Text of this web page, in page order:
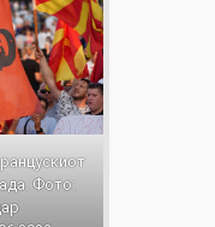
Фото: